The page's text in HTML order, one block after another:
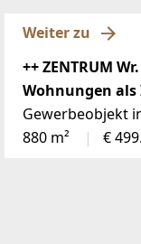
Weiter zu
++ ZENTRUM
Wohnungen als
Gewerbeobjekt
880 m²
€